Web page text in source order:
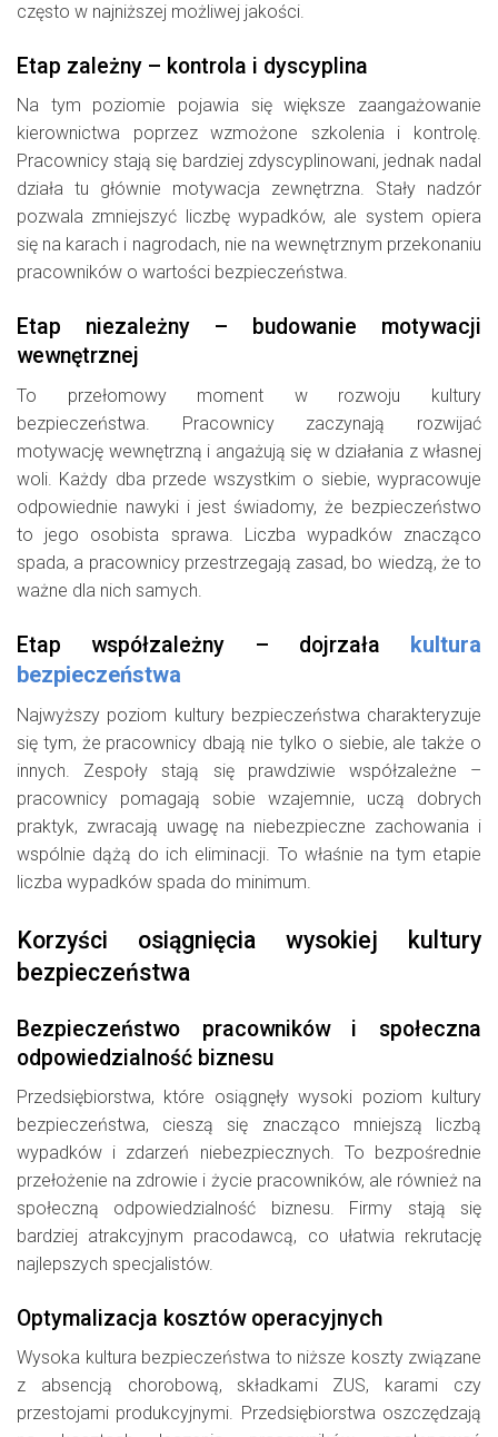
często w najniższej możliwej jakości.
Etap zależny – kontrola i dyscyplina
Na tym poziomie pojawia się większe zaangażowanie
kierownictwa poprzez wzmożone szkolenia i kontrolę.
Pracownicy stają się bardziej zdyscyplinowani, jednak nadal
działa tu głównie motywacja zewnętrzna. Stały nadzór
pozwala zmniejszyć liczbę wypadków, ale system opiera
się na karach i nagrodach, nie na wewnętrznym przekonaniu
pracowników o wartości bezpieczeństwa.
Etap niezależny – budowanie motywacji
wewnętrznej
To przełomowy moment w rozwoju kultury
bezpieczeństwa. Pracownicy zaczynają rozwijać
motywację wewnętrzną i angażują się w działania z własnej
woli. Każdy dba przede wszystkim o siebie, wypracowuje
odpowiednie nawyki i jest świadomy, że bezpieczeństwo
to jego osobista sprawa. Liczba wypadków znacząco
spada, a pracownicy przestrzegają zasad, bo wiedzą, że to
ważne dla nich samych.
Etap współzależny – dojrzała kultura
bezpieczeństwa
Najwyższy poziom kultury bezpieczeństwa charakteryzuje
się tym, że pracownicy dbają nie tylko o siebie, ale także o
innych. Zespoły stają się prawdziwie współzależne –
pracownicy pomagają sobie wzajemnie, uczą dobrych
praktyk, zwracają uwagę na niebezpieczne zachowania i
wspólnie dążą do ich eliminacji. To właśnie na tym etapie
liczba wypadków spada do minimum.
Korzyści osiągnięcia wysokiej kultury
bezpieczeństwa
Bezpieczeństwo pracowników i społeczna
odpowiedzialność biznesu
Przedsiębiorstwa, które osiągnęły wysoki poziom kultury
bezpieczeństwa, cieszą się znacząco mniejszą liczbą
wypadków i zdarzeń niebezpiecznych. To bezpośrednie
przełożenie na zdrowie i życie pracowników, ale również na
społeczną odpowiedzialność biznesu. Firmy stają się
bardziej atrakcyjnym pracodawcą, co ułatwia rekrutację
najlepszych specjalistów.
Optymalizacja kosztów operacyjnych
Wysoka kultura bezpieczeństwa to niższe koszty związane
z absencją chorobową, składkami ZUS, karami czy
przestojami produkcyjnymi. Przedsiębiorstwa oszczędzają